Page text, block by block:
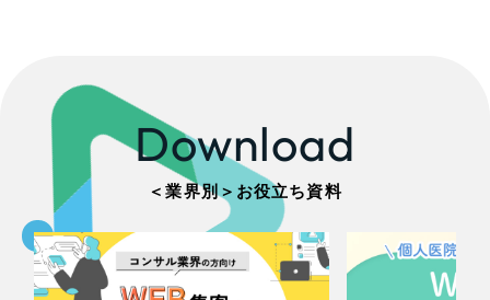
Download
＜業界別＞お役立ち資料